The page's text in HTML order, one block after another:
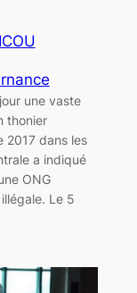
une vaste
thonier
2017 dans les
a indiqué
ONG
Le 5